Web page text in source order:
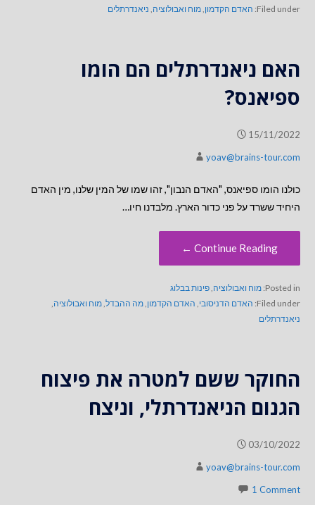
Filed under: האדם הקדמון,מוח ואבולוציה, ניאנדרתלים
האם ניאנדרתלים הם הומו
ספיאנס?
15/11/2022
yoav@brains-tour.com
כולנו הומו ספיאנס, "האדם הנבון", זהו שמו של המין שלנו, מין האדם
היחיד ששרד על פני כדור הארץ. מלבדנו חיו…
Continue Reading ←
Posted in: מוח ואבולוציה,פינות בבלוג
Filed under: האדם הדניסובי, האדם הקדמון,מה ההבדל,מוח ואבולוציה,
ניאנדרתלים
החוקר ששם למטרה את פיצוח
הגנום הניאנדרתלי, וניצח
03/10/2022
yoav@brains-tour.com
1 Comment